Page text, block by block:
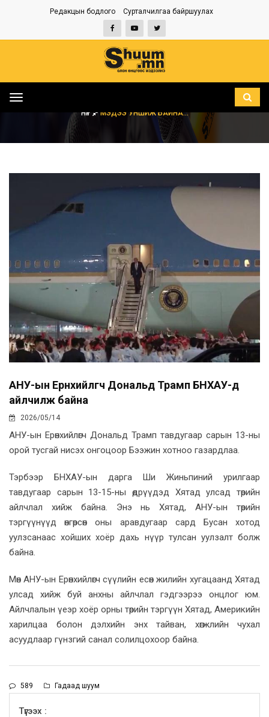
Редакцын бодлого Сурталчилгаа байршуулах
Toggle
НҮҮР МЭДЭЭ УНШИЖ БАЙНА...
АНУ-ын Ерөнхийлөгч Дональд Трамп БНХАУ-д
айлчилж байна
2026/05/14
АНУ-ын Ерөнхийлөгч Дональд Трамп тавдугаар сарын 13-ны
орой тусгай нисэх онгоцоор Бээжин хотноо газардлаа.
Тэрбээр БНХАУ-ын дарга Ши Жиньпиний урилгаар
тавдугаар сарын 13-15-ны өдрүүдэд Хятад улсад төрийн
айлчлал хийж байна. Энэ нь Хятад, АНУ-ын төрийн
тэргүүнүүд өнгөрсөн оны аравдугаар сард Бусан хотод
уулзсанаас хойших хоёр дахь нүүр тулсан уулзалт болж
байна.
Мөн АНУ-ын Ерөнхийлөгч сүүлийн есөн жилийн хугацаанд Хятад
улсад хийж буй анхны айлчлал гэдгээрээ онцлог юм.
Айлчлалын үеэр хоёр орны төрийн тэргүүн Хятад, Америкийн
харилцаа болон дэлхийн энх тайван, хөгжлийн чухал
асуудлаар гүнзгий санал солилцохоор байна.
589 Гадаад шуум
Түгээх :